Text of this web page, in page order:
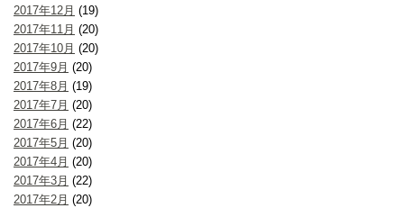
2017年12月 (19)
2017年11月 (20)
2017年10月 (20)
2017年9月 (20)
2017年8月 (19)
2017年7月 (20)
2017年6月 (22)
2017年5月 (20)
2017年4月 (20)
2017年3月 (22)
2017年2月 (20)